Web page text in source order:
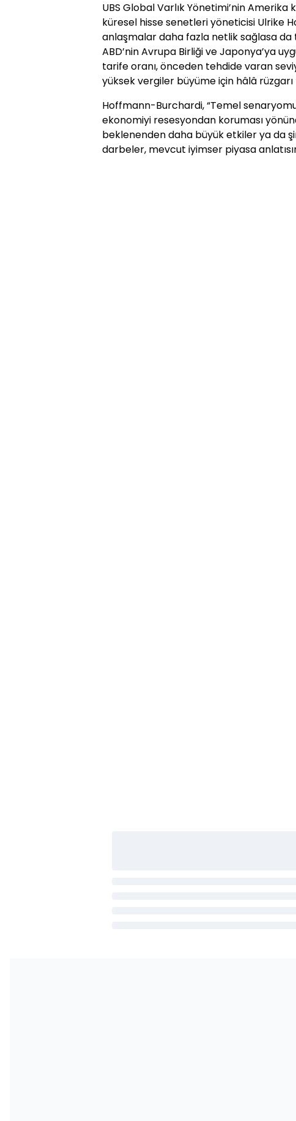
UBS Global Varlık Yönetimi’nin Amerika
küresel hisse senetleri yöneticisi Ulrike
anlaşmalar daha fazla netlik sağlasa da
ABD’nin Avrupa Birliği ve Japonya’ya
tarife oranı, önceden tehdide varan
yüksek vergiler büyüme için hâlâ
Hoffmann-Burchardi, “Temel
ekonomiyi resesyondan koruması
beklenenden daha büyük etkiler ya da
darbeler, mevcut iyimser piyasa